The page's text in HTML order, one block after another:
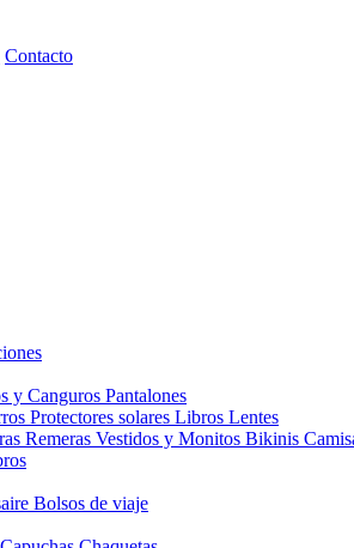
Contacto
y Canguros Pantalones
Protectores solares Libros Lentes
Remeras Vestidos y Monitos Bikinis
Bolsos de viaje